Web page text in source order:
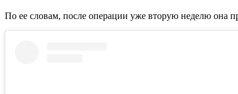
По ее словам, после операции уже вторую неделю она